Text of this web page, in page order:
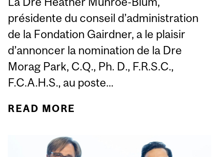
présidente du conseil d’administration
de la Fondation Gairdner, a le plaisir
d’annoncer la nomination de la Dre
Morag Park, C.Q., Ph. D., F.R.S.C.,
F.C.A.H.S., au poste...
READ MORE
CANADIENNE MORAG